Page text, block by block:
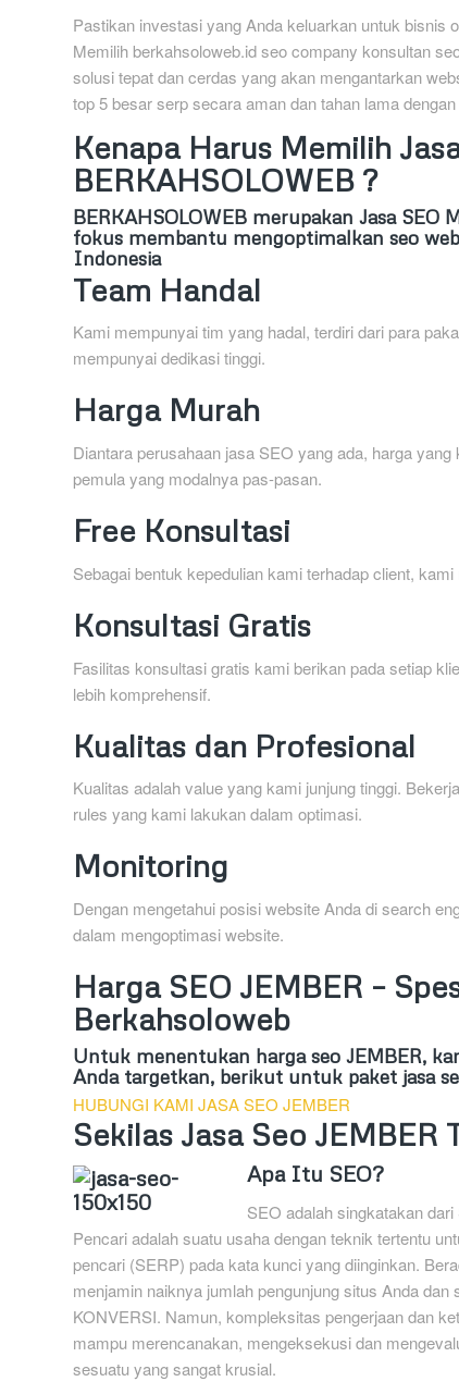
Pastikan investasi yang Anda keluarkan untuk bisnis
Memilih berkahsoloweb.id seo company konsultan
solusi tepat dan cerdas yang akan mengantarkan
top 5 besar serp secara aman dan tahan lama
Kenapa Harus Memilih
BERKAHSOLOWEB ?
BERKAHSOLOWEB merupakan Jasa SEO
fokus membantu mengoptimalkan seo
Indonesia
Team Handal
Kami mempunyai tim yang hadal, terdiri dari para
mempunyai dedikasi tinggi.
Harga Murah
Diantara perusahaan jasa SEO yang ada, harga
pemula yang modalnya pas-pasan.
Free Konsultasi
Sebagai bentuk kepedulian kami terhadap client,
Konsultasi Gratis
Fasilitas konsultasi gratis kami berikan pada setiap
lebih komprehensif.
Kualitas dan Profesional
Kualitas adalah value yang kami junjung tinggi.
rules yang kami lakukan dalam optimasi.
Monitoring
Dengan mengetahui posisi website Anda di search
dalam mengoptimasi website.
Harga SEO JEMBER –
Berkahsoloweb
Untuk menentukan harga seo JEMBER,
Anda targetkan, berikut untuk paket jasa
HUBUNGI KAMI JASA SEO JEMBER
Sekilas Jasa Seo
Apa Itu SEO?
SEO adalah singkatakan
Pencari adalah suatu usaha dengan teknik tertentu
pencari (SERP) pada kata kunci yang diinginkan.
menjamin naiknya jumlah pengunjung situs Anda
KONVERSI. Namun, kompleksitas pengerjaan dan
mampu merencanakan, mengeksekusi dan
sesuatu yang sangat krusial.